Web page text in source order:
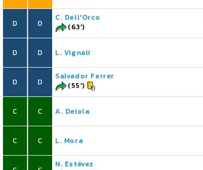
D
D
D
C
C
D
C. Dell'Orco
(63')
D L. Vignali
D
Salvador Ferrer
(55')
C A. Deiola
C L. Mora
N. Estévez